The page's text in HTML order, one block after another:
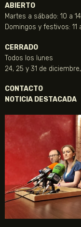
ABIERTO
Martes a sábado: 10 a
Domingos y festivos: 11
CERRADO
Todos los lunes
24, 25 y 31 de
CONTACTO
NOTICIA DESTACADA